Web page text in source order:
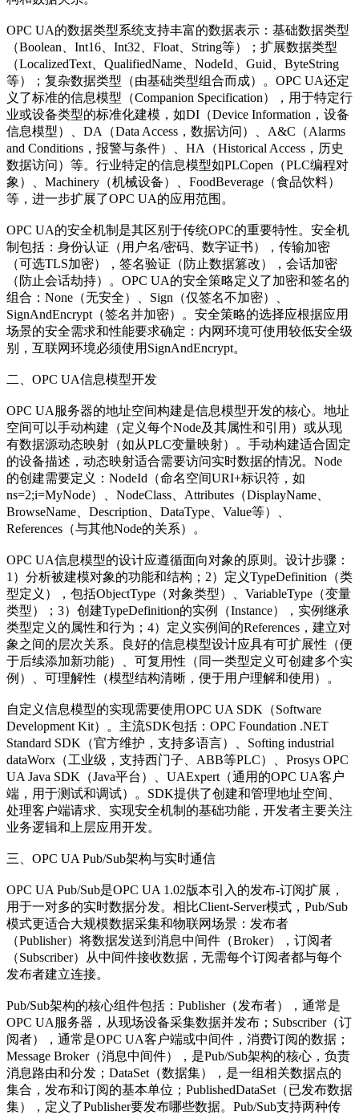
OPC UA的数据类型系统支持丰富的数据表示：基础数据类型
（Boolean、Int16、Int32、Float、String等）；扩展数据类型
（LocalizedText、QualifiedName、NodeId、Guid、ByteString
等）；复杂数据类型（由基础类型组合而成）。OPC UA还定
义了标准的信息模型（Companion Specification），用于特定行
业或设备类型的标准化建模，如DI（Device Information，设备
信息模型）、DA（Data Access，数据访问）、A&C（Alarms
and Conditions，报警与条件）、HA（Historical Access，历史
数据访问）等。行业特定的信息模型如PLCopen（PLC编程对
象）、Machinery（机械设备）、FoodBeverage（食品饮料）
等，进一步扩展了OPC UA的应用范围。
OPC UA的安全机制是其区别于传统OPC的重要特性。安全机
制包括：身份认证（用户名/密码、数字证书），传输加密
（可选TLS加密），签名验证（防止数据篡改），会话加密
（防止会话劫持）。OPC UA的安全策略定义了加密和签名的
组合：None（无安全）、Sign（仅签名不加密）、
SignAndEncrypt（签名并加密）。安全策略的选择应根据应用
场景的安全需求和性能要求确定：内网环境可使用较低安全级
别，互联网环境必须使用SignAndEncrypt。
二、OPC UA信息模型开发
OPC UA服务器的地址空间构建是信息模型开发的核心。地址
空间可以手动构建（定义每个Node及其属性和引用）或从现
有数据源动态映射（如从PLC变量映射）。手动构建适合固定
的设备描述，动态映射适合需要访问实时数据的情况。Node
的创建需要定义：NodeId（命名空间URI+标识符，如
ns=2;i=MyNode）、NodeClass、Attributes（DisplayName、
BrowseName、Description、DataType、Value等）、
References（与其他Node的关系）。
OPC UA信息模型的设计应遵循面向对象的原则。设计步骤：
1）分析被建模对象的功能和结构；2）定义TypeDefinition（类
型定义），包括ObjectType（对象类型）、VariableType（变量
类型）；3）创建TypeDefinition的实例（Instance），实例继承
类型定义的属性和行为；4）定义实例间的References，建立对
象之间的层次关系。良好的信息模型设计应具有可扩展性（便
于后续添加新功能）、可复用性（同一类型定义可创建多个实
例）、可理解性（模型结构清晰，便于用户理解和使用）。
自定义信息模型的实现需要使用OPC UA SDK（Software
Development Kit）。主流SDK包括：OPC Foundation .NET
Standard SDK（官方维护，支持多语言）、Softing industrial
dataWorx（工业级，支持西门子、ABB等PLC）、Prosys OPC
UA Java SDK（Java平台）、UAExpert（通用的OPC UA客户
端，用于测试和调试）。SDK提供了创建和管理地址空间、
处理客户端请求、实现安全机制的基础功能，开发者主要关注
业务逻辑和上层应用开发。
三、OPC UA Pub/Sub架构与实时通信
OPC UA Pub/Sub是OPC UA 1.02版本引入的发布-订阅扩展，
用于一对多的实时数据分发。相比Client-Server模式，Pub/Sub
模式更适合大规模数据采集和物联网场景：发布者
（Publisher）将数据发送到消息中间件（Broker），订阅者
（Subscriber）从中间件接收数据，无需每个订阅者都与每个
发布者建立连接。
Pub/Sub架构的核心组件包括：Publisher（发布者），通常是
OPC UA服务器，从现场设备采集数据并发布；Subscriber（订
阅者），通常是OPC UA客户端或中间件，消费订阅的数据；
Message Broker（消息中间件），是Pub/Sub架构的核心，负责
消息路由和分发；DataSet（数据集），是一组相关数据点的
集合，发布和订阅的基本单位；PublishedDataSet（已发布数据
集），定义了Publisher要发布哪些数据。Pub/Sub支持两种传